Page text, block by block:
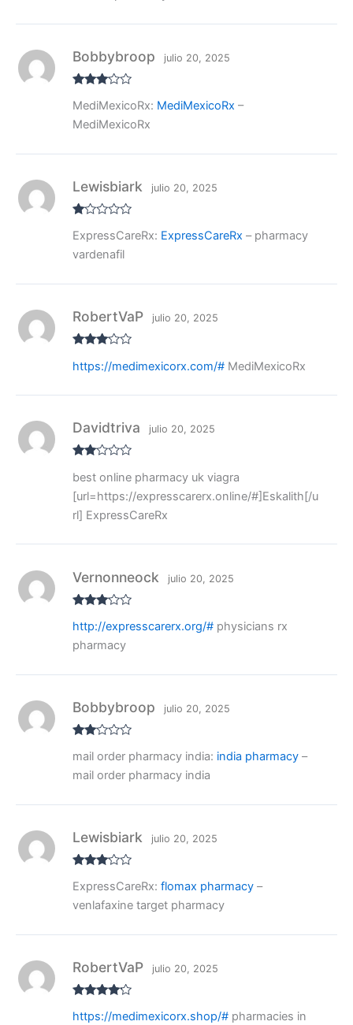
do con
3 de 5
Bobbybroop julio 20, 2025
MediMexicoRx: MediMexicoRx –
MediMexicoRx
al
ad
co
de
5
Lewisbiark julio 20, 2025
ExpressCareRx: ExpressCareRx – pharmacy
vardenafil
do con
RobertVaP julio 20, 2025
https://medimexicorx.com/#MediMexicoRx
rado
con
2de
5
Davidtriva julio 20, 2025
best online pharmacy uk viagra
[url=https://expresscarerx.online/#]Eskalith[/u
rl] ExpressCareRx
do con
de 5
Vernonneock julio 20, 2025
http://expresscarerx.org/#physicians rx
pharmacy
rado
con
2 de
Bobbybroop julio 20, 2025
mail order pharmacy india: india pharmacy–
mail order pharmacy india
do con
de 5
Lewisbiark julio 20, 2025
ExpressCareRx: flomax pharmacy–
venlafaxine target pharmacy
con4de
RobertVaP julio 20, 2025
https://medimexicorx.shop/#pharmacies in